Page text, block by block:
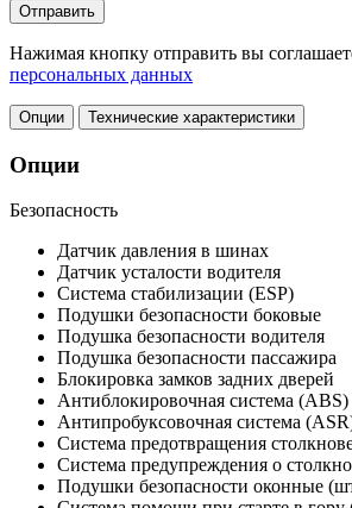
Отправить
Нажимая кнопку отправить вы
персональных данных
Опции Технические характеристики
Опции
Безопасность
Датчик давления в шинах
Датчик усталости водителя
Система стабилизации (ESP)
Подушки безопасности боковые
Подушка безопасности водителя
Подушка безопасности пассажира
Блокировка замков задних дверей
Антиблокировочная система (ABS)
Антипробуксовочная система
Система предотвращения
Система предупреждения о
Подушки безопасности оконные